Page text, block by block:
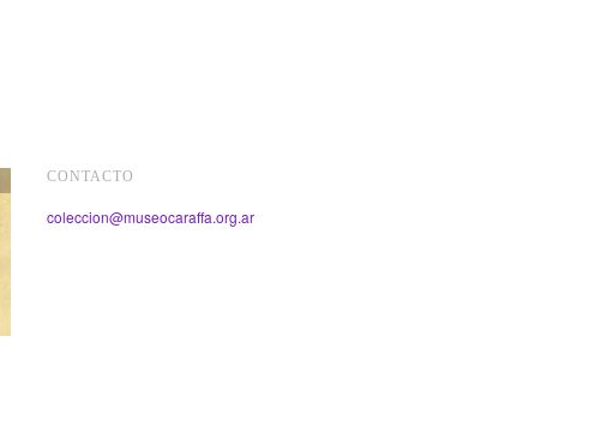
CONTACTO
coleccion@museocaraffa.org.ar